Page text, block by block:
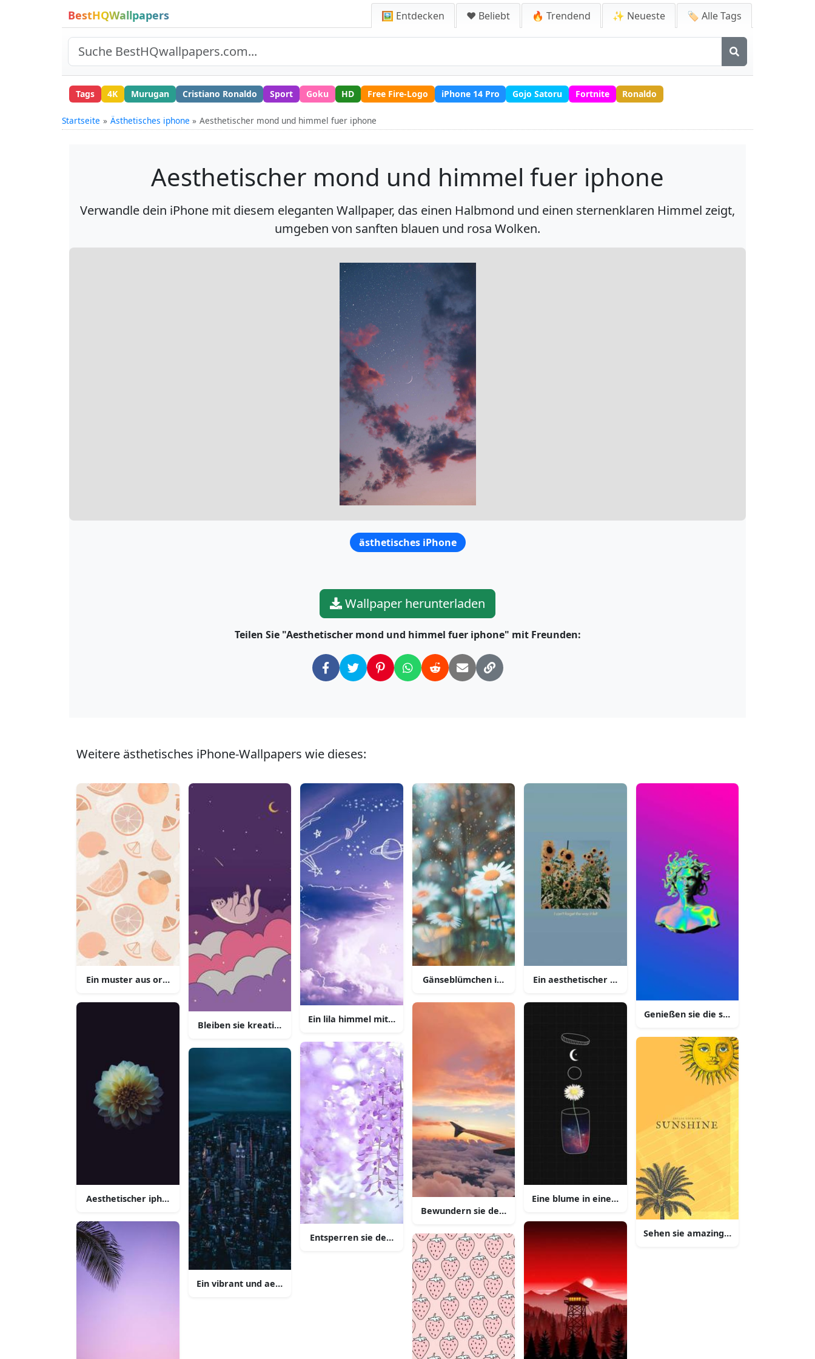
BestHQWallpapers 🖼️ Entdecken ❤️ Beliebt 🔥 Trendend ✨ Neueste 🏷️ Alle Tags
Tags 4K Murugan Cristiano Ronaldo Sport Goku HD Free Fire-Logo iPhone 14 Pro Gojo Satoru Fortnite Ronaldo
Startseite Ästhetisches iphone Aesthetischer mond und himmel fuer iphone
Aesthetischer mond und himmel fuer iphone
Verwandle dein iPhone mit diesem eleganten Wallpaper, das einen Halbmond und einen sternenklaren Himmel zeigt,
umgeben von sanften blauen und rosa Wolken.
ästhetisches iPhone
Wallpaper herunterladen
Teilen Sie "Aesthetischer mond und himmel fuer iphone" mit Freunden:
Weitere ästhetisches iPhone-Wallpapers wie dieses:
Ein muster aus orangescheiben und orangenstücken
Aesthetischer iphone hintergrund
Bleiben sie kreativ und entsperren sie ihr potenzial mit diesem aesthetischen iphone hintergrund
Ein vibrant und aesthetisch ansprechender iphone hintergrund
Ein lila himmel mit sternen und planeten
Entsperren sie den nacht himmel mit dieser schönen aesthetischen iphone tapete
Gänseblümchen im feld mit einem verschwommenen hintergrund
Bewundern sie den maulbeerfarbenen himmel mit diesem iphone hintergrund
Ein aesthetischer pastell lila iphone hintergrund mit einer
Eine blume in einem glas mit einem mond und einem stern
Genießen sie die schönheit eines
Sehen sie amazing mit diesem